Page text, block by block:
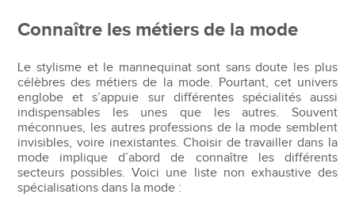
Connaître les métiers de la mode
Le stylisme et le mannequinat sont sans doute les plus
célèbres des métiers de la mode. Pourtant, cet univers
englobe et s’appuie sur différentes spécialités aussi
indispensables les unes que les autres. Souvent
méconnues, les autres professions de la mode semblent
invisibles, voire inexistantes. Choisir de travailler dans la
mode implique d’abord de connaître les différents
secteurs possibles. Voici une liste non exhaustive des
spécialisations dans la mode :